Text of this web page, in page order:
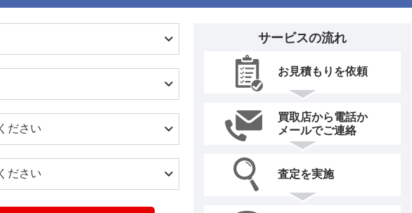
サービスの流れ
お見積もりを依頼
買取店から電話か
メールでご連絡
査定を実施